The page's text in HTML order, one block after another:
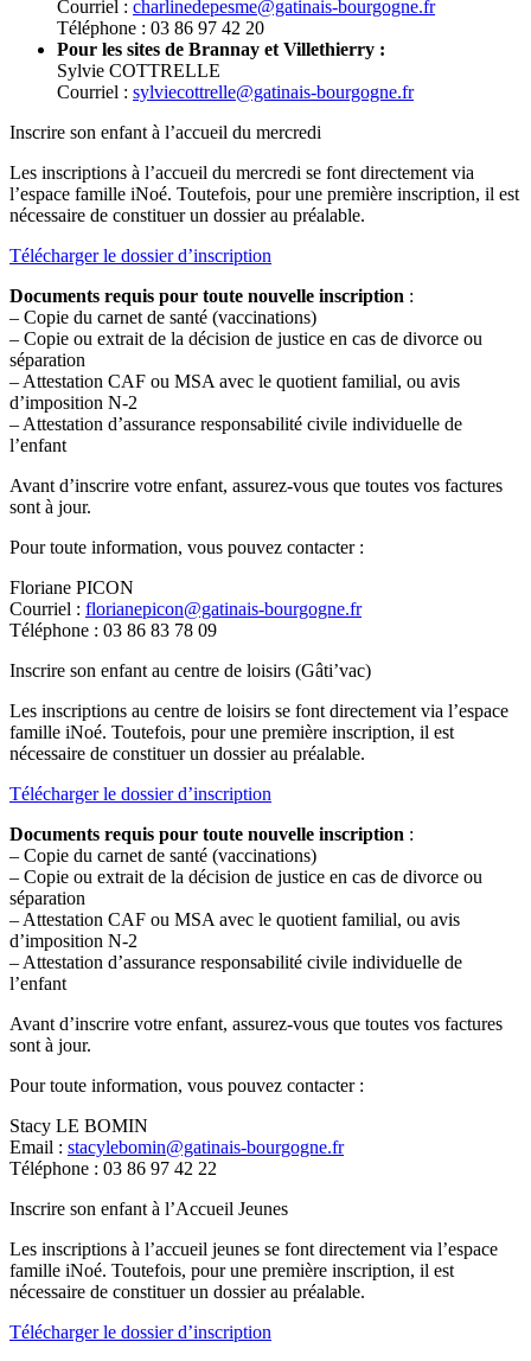
Courriel : charlinedepesme@gatinais-bourgogne.fr
Téléphone : 03 86 97 42 20
Pour les sites de Brannay et Villethierry :
Sylvie COTTRELLE
Courriel : sylviecottrelle@gatinais-bourgogne.fr
Inscrire son enfant à l’accueil du mercredi
Les inscriptions à l’accueil du mercredi se font directement via
l’espace famille iNoé. Toutefois, pour une première inscription, il est
nécessaire de constituer un dossier au préalable.
Télécharger le dossier d’inscription
Documents requis pour toute nouvelle inscription :
– Copie du carnet de santé (vaccinations)
– Copie ou extrait de la décision de justice en cas de divorce ou
séparation
– Attestation CAF ou MSA avec le quotient familial, ou avis
d’imposition N-2
– Attestation d’assurance responsabilité civile individuelle de
l’enfant
Avant d’inscrire votre enfant, assurez-vous que toutes vos factures
sont à jour.
Pour toute information, vous pouvez contacter :
Floriane PICON
Courriel : florianepicon@gatinais-bourgogne.fr
Téléphone : 03 86 83 78 09
Inscrire son enfant au centre de loisirs (Gâti’vac)
Les inscriptions au centre de loisirs se font directement via l’espace
famille iNoé. Toutefois, pour une première inscription, il est
nécessaire de constituer un dossier au préalable.
Télécharger le dossier d’inscription
Documents requis pour toute nouvelle inscription :
– Copie du carnet de santé (vaccinations)
– Copie ou extrait de la décision de justice en cas de divorce ou
séparation
– Attestation CAF ou MSA avec le quotient familial, ou avis
d’imposition N-2
– Attestation d’assurance responsabilité civile individuelle de
l’enfant
Avant d’inscrire votre enfant, assurez-vous que toutes vos factures
sont à jour.
Pour toute information, vous pouvez contacter :
Stacy LE BOMIN
Email : stacylebomin@gatinais-bourgogne.fr
Téléphone : 03 86 97 42 22
Inscrire son enfant à l’Accueil Jeunes
Les inscriptions à l’accueil jeunes se font directement via l’espace
famille iNoé. Toutefois, pour une première inscription, il est
nécessaire de constituer un dossier au préalable.
Télécharger le dossier d’inscription